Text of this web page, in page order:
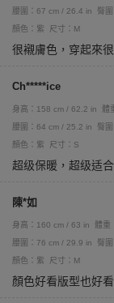
腰圍：67 cm / 26.4 in
臀
顏色：紫
尺寸：M
很襯膚色，穿起來
Ch*****ice
身高：158 cm / 62.2 in 體
腰圍：64 cm / 25.2 in
臀
顏色：紫
尺寸：S
超级保暖，超级适
陳*如
身高：160 cm / 63 in 體重
腰圍：76 cm / 29.9 in
臀
顏色：紫
尺寸：M
顏色好看版型也好